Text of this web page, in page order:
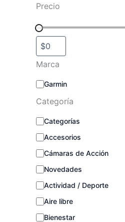
Precio
Marca
M
r
a
Garmin
Categoría
C
t
e
g
o
í
a
Categorías
Accesorios
Cámaras de Acción
Novedades
Actividad / Deporte
Aire libre
Bienestar